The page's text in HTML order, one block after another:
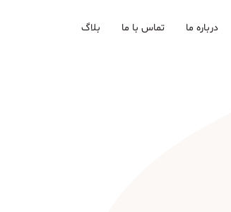
درباره ما تماس با ما بلاگ